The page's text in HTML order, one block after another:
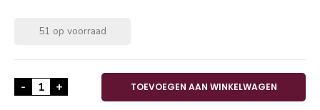
51 op voorraad
- Spa Rood 28x25 cl aantal
+ TOEVOEGEN AAN WINKELWAGEN